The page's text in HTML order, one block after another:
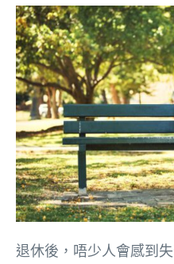
退休後，唔少人會感到